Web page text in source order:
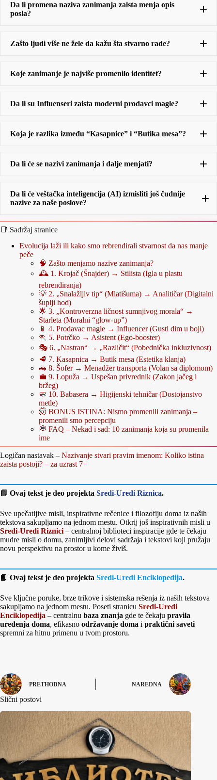
Da li promena naziva zanimanja zaista menja opis
posla?
Šofer
Zašto ljudi više ne žele da kažu šta stvarno rade?
Koje zanimanje je najviše promenilo identitet?
Da li su Influenseri zaista moderni prodavci magle?
Koja je razlika između “Kasapnice” i “Butika mesa”?
Da li će se nazivi zanimanja i dalje menjati?
Da li će veštačka inteligencija (AI) izmisliti još čudnije
nazive za naše poslove?
Analitičari
Centric Digital Harmonizers
📑 Sadržaj stranice
Evolucija laži ili kako smo rebrendirali stvarnost da nas manje
peče
🧠 Zašto menjamo nazive zanimanja?
🕰️ 1. Krojač (Šnajder) → Stilista (Igla u plastu
rebrendiranja)
💡 2. „Snalažljiv tip“ (Mlatišuma) → Analitičar (Digitalni
šuplji hod)
🌟 3. „Kontroverzna ličnost sumnjivog morala“ →
Starleta (Moralni “glow-up”)
📱 4. Prodavac magle → Influencer (Gusti dim u boji)
🏃 5. Potrčko → Asistent (Ego-booster)
🎭 6. „Nastran“ → „Različit“ (Pobednička inkluzivnost)
🥩 7. Kasapnica → Butik mesa (Estetika klanja)
🚗 8. Šofer → Menadžer transporta (Volan sa diplomom)
💼 9. Lopuža → Uspešan privrednik (Zakon jačeg i
bržeg)
🧼 10. Babasera → Higijenski tehničar (Dostojanstvo
metle)
🤯 BONUS ISTINA: Nismo promenili zanimanja –
promenili smo percepciju
💭 FAQ – Nekad i sad: 10 zanimanja koja su promenila
ime
Logičan nastavak – Nazivanje stvari pravim imenom: Koliko istina
zaista postoji? – za uzrast 7+
📘 Ovaj tekst je deo projekta Sredi-Uredi Riznica.
Sve upečatljive misli, inspirativne rečenice i filozofiju doma iz naših
tekstova sakupljamo na jednom mestu. Otkrij još inspirativnih misli u
Sredi-Uredi Riznici – centralnoj biblioteci inspiracije gde te čekaju
mudre misli o domu, zanimljivi delovi sadržaja i tekstovi koji pružaju
novu perspektivu na prostor u kome živiš.
📘 Ovaj tekst je deo projekta Sredi-Uredi Enciklopedija.
Sve ključne poruke, brze trikove i sistemska rešenja iz naših tekstova
sakupljamo na jednom mestu. Poseti stranicu Sredi-Uredi
Enciklopedija – centralnu baza znanja gde te čekaju pravila
uređenja doma, efikasno održavanje doma i praktični saveti
spremni za hitnu primenu u tvom prostoru.
PRETHODNA NAREDNA
Slični postovi